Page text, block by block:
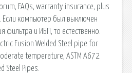
FAQs, warranty insurance, plus
компьютер был выключен
фильтра и ИБП, то естественно.
Fusion Welded Steel pipe for
temperature, ASTM A672
Steel Pipes.